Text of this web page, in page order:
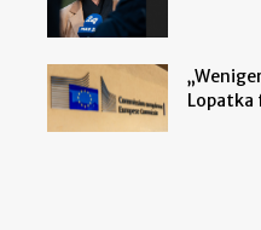
Lopatka